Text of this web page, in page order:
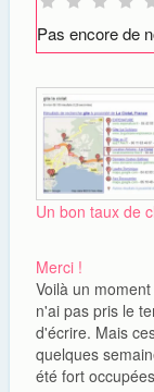
Pas encore de
Un bon taux de
Merci !
Voilà un
n'ai pas pris le
d'écrire. Mais
quelques
été fort